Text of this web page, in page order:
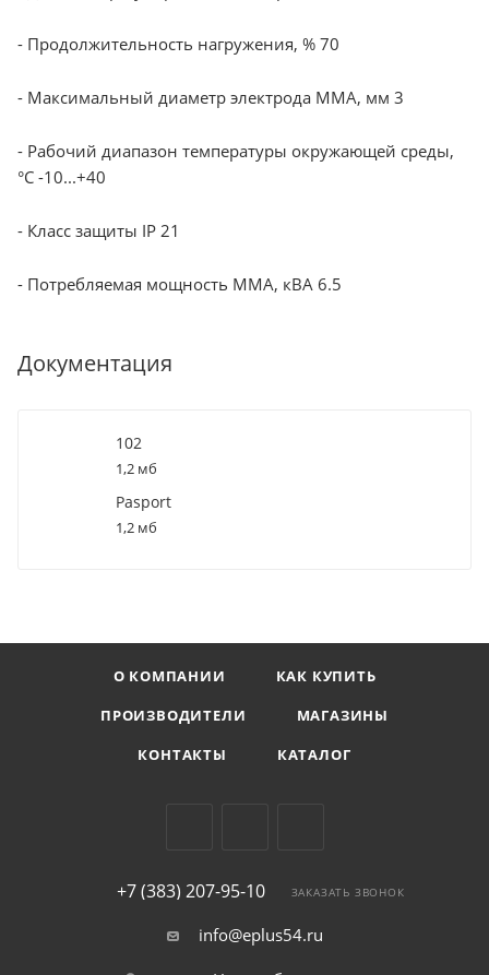
- Продолжительность нагружения, % 70
- Максимальный диаметр электрода MMA, мм 3
- Рабочий диапазон температуры окружающей среды,
°C -10...+40
- Класс защиты IP 21
- Потребляемая мощность ММА, кВА 6.5
Документация
102
1,2 мб
Pasport
1,2 мб
О КОМПАНИИ
КАК КУПИТЬ
ПРОИЗВОДИТЕЛИ
МАГАЗИНЫ
КОНТАКТЫ
КАТАЛОГ
+7 (383) 207-95-10 ЗАКАЗАТЬ ЗВОНОК
info@eplus54.ru